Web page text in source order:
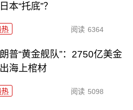
本“托底”？
热 阅读 6364
普“黄金舰队”：2750亿美金
海上棺材
热 阅读 5098